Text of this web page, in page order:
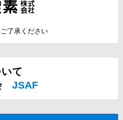
了承ください
て
JSAF